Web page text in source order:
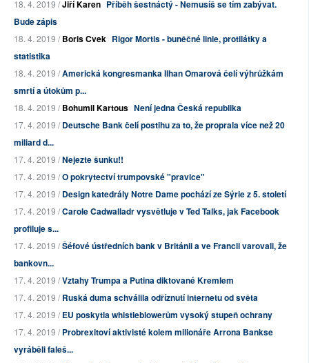
18. 4. 2019 /Jiří Karen Příběh šestnáctý - Nemusíš se tím zabývat.
Bude zápis
18. 4. 2019 /Boris Cvek Rigor Mortis - buněčné linie, protilátky a
statistika
18. 4. 2019 /Americká kongresmanka Ilhan Omarová čelí výhrůžkám
smrtí a útokům p...
18. 4. 2019 /Bohumil Kartous Není jedna Česká republika
17. 4. 2019 /Deutsche Bank čelí postihu za to, že proprala více než 20
miliard d...
17. 4. 2019 /Nejezte šunku!!
17. 4. 2019 /O pokrytectví trumpovské "pravice"
17. 4. 2019 /Design katedrály Notre Dame pochází ze Sýrie z 5. století
17. 4. 2019 /Carole Cadwalladr vysvětluje v Ted Talks, jak Facebook
profiluje s...
17. 4. 2019 /Šéfové ústředních bank v Británii a ve Francii varovali, že
bankovn...
17. 4. 2019 /Vztahy Trumpa a Putina diktované Kremlem
17. 4. 2019 /Ruská duma schválila odříznutí internetu od světa
17. 4. 2019 /EU poskytla whistleblowerům vysoký stupeň ochrany
17. 4. 2019 /Probrexitoví aktivisté kolem milionáře Arrona Bankse
vyráběli faleš...